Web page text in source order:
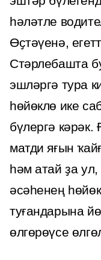
һәләтле
Өҫтәүенә,
Стәрлебашта
эшләргә тура
һөйөклө ике
бүлергә кәрәк.
матди яғын
һәм атай ҙа
әсәһенең
туғандарына
өлгөрөүсе